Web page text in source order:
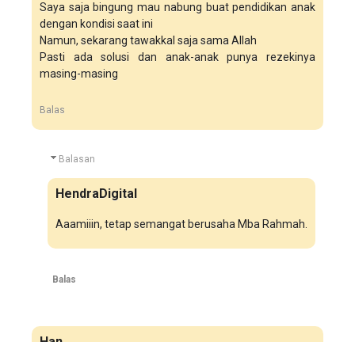
Saya saja bingung mau nabung buat pendidikan anak
dengan kondisi saat ini
Namun, sekarang tawakkal saja sama Allah
Pasti ada solusi dan anak-anak punya rezekinya
masing-masing
Balas
Balasan
HendraDigital
Aaamiiin, tetap semangat berusaha Mba Rahmah.
Balas